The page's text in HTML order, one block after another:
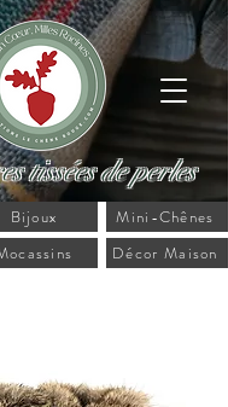
tissées de perles
Décor Maison
Bijoux
Mini-Chênes